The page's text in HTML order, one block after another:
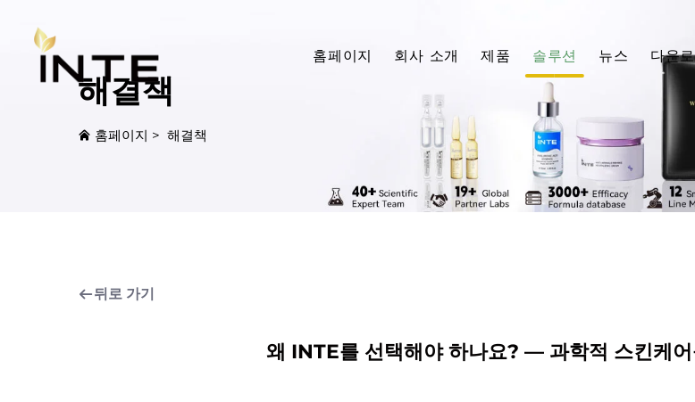
홈페이지 회사 소개 제품 솔루션 뉴스 다운
해결책
홈페이지 > 해결책
뒤로 가기
왜 INTE를 선택해야 하나요? — 과학적 스킨케